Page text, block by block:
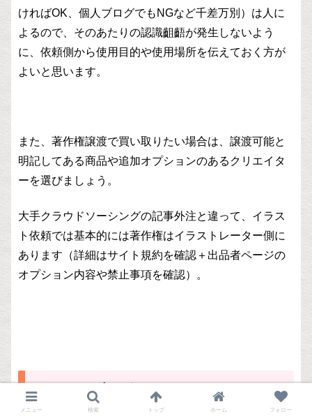
ければOK、個人ブログでもNGなど千差万別）は人に
よるので、そのあたりの認識齟齬が発生しないよう
に、依頼側から使用目的や使用場所を伝えておく方が
よいと思います。
また、著作権譲渡で買い取りたい場合は、譲渡可能と
明記してある商品や追加オプションのあるクリエイタ
ーを選びましょう。
大手クラウドソーシングの記事外注と違って、イラス
ト依頼では基本的には著作権はイラストレーター側に
あります（詳細はサイト規約を確認＋出品者ページの
オプション内容や禁止事項を確認）。
まとめ。ブログ・SNS・YouTubeのイ
ラスト素材はスキルシェアサービスで
メニュー 検索 トップ ホーム フォロー